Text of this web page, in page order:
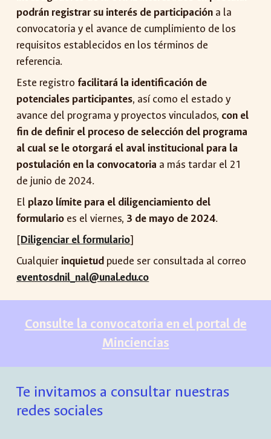
podrán registrar su interés de participación a la
convocatoria y el avance de cumplimiento de los
requisitos establecidos en los términos de
referencia.
Este registro facilitará la identificación de
potenciales participantes, así como el estado y
avance del programa y proyectos vinculados, con el
fin de definir el proceso de selección del programa
al cual se le otorgará el aval institucional para la
postulación en la convocatoria a más tardar el 21
de junio de 2024.
El plazo límite para el diligenciamiento del
formulario es el viernes, 3 de mayo de 2024.
[Diligenciar el formulario]
Cualquierinquietud puede ser consultada al correo
eventosdnil_nal@unal.edu.co
Consulte la convocatoria en el portal de
Minciencias
Te invitamos a consultar nuestras
redes sociales